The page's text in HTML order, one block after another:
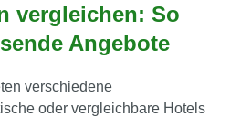
vergleichen: So
Angebote
verschiedene
oder vergleichbare Hotels